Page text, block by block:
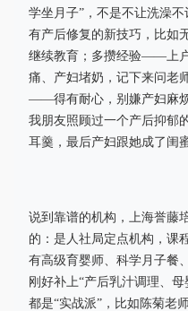
学坐月子”，不是不让洗澡
有产后修复的新技巧，比如
继续教育；多攒经验——上
痛、产妇堵奶，记下来问老
——得有耐心，别嫌产妇麻
我朋友照顾过一个产后抑郁
耳羹，最后产妇跟她成了闺
说到靠谱的机构，上海誉藤
的：是人社局定点机构，
有高级育婴师、科学月子餐
刚好补上“产后乳汁调理、
都是“实战派”，比如陈菊老